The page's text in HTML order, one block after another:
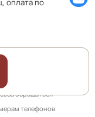
оплата по
офертой
обращаться
телефонов.